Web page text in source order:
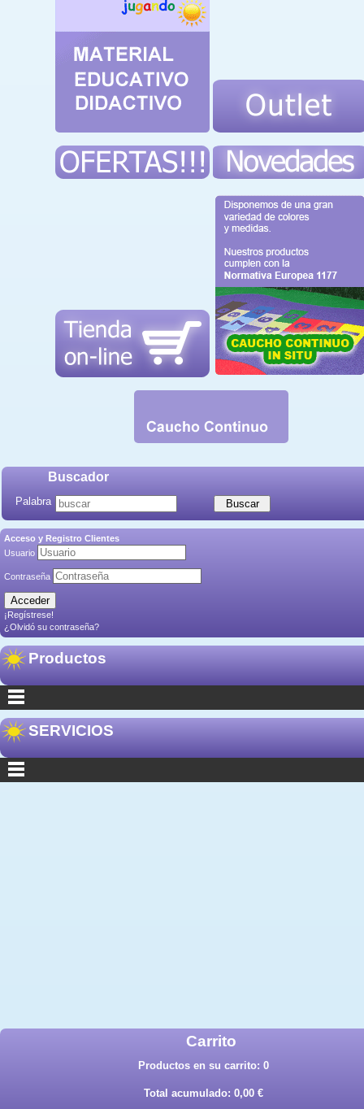
Buscador
Palabra
Acceso y Registro Clientes
Usuario
Contraseña
¡Regístrese!
¿Olvidó su contraseña?
Productos
SERVICIOS
Carrito
Productos en su carrito: 0
Total acumulado: 0,00 €